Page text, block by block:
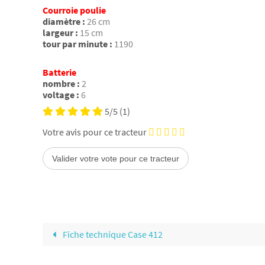
Courroie poulie
diamètre : 26 cm
largeur : 15 cm
tour par minute : 1190
Batterie
nombre : 2
voltage : 6
5/5 (1)
Votre avis pour ce tracteur
Fiche technique Case 412